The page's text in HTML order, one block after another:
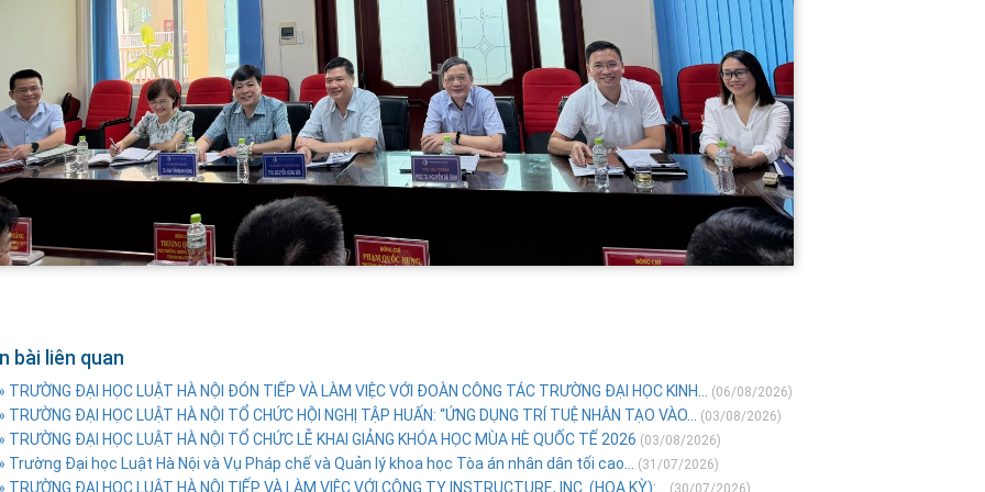
bài liên quan
TRƯỜNG ĐẠI HỌC LUẬT HÀ NỘI ĐÓN TIẾP VÀ LÀM VIỆC VỚI ĐOÀN CÔNG TÁC TRƯỜNG ĐẠI HỌC KINH... (06/08/2026)
TRƯỜNG ĐẠI HỌC LUẬT HÀ NỘI TỔ CHỨC HỘI NGHỊ TẬP HUẤN: “ỨNG DỤNG TRÍ TUỆ NHÂN TẠO VÀO... (03/08/2026)
TRƯỜNG ĐẠI HỌC LUẬT HÀ NỘI TỔ CHỨC LỄ KHAI GIẢNG KHÓA HỌC MÙA HÈ QUỐC TẾ 2026 (03/08/2026)
Trường Đại học Luật Hà Nội và Vụ Pháp chế và Quản lý khoa học Tòa án nhân dân tối cao... (31/07/2026)
TRƯỜNG ĐẠI HỌC LUẬT HÀ NỘI TIẾP VÀ LÀM VIỆC VỚI CÔNG TY INSTRUCTURE, INC. (HOA KỲ):...